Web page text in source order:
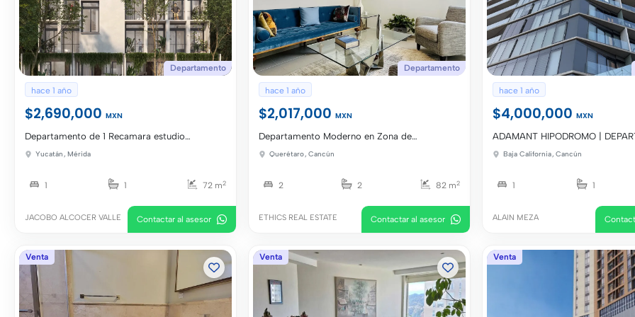
Departamento
hace 1 año
$2,690,000MXN
Departamento de 1 Recamara estudio
Temozon Norte
Yucatán , Mérida
1 1 72 m2
JACOBO ALCOCER VALLE Contactar al asesor
Departamento
hace 1 año
$2,017,000MXN
Departamento Moderno en Zona de
Crecimiento
Querétaro, Cancún
2 2 82 m2
ETHICS REAL ESTATE Contactar al asesor
hace 1 año
$4,000,000MXN
ADAMANT HIPODROMO |
VENTA
Baja California, Cancún
1 1
ALAIN MEZA
Venta Venta Venta